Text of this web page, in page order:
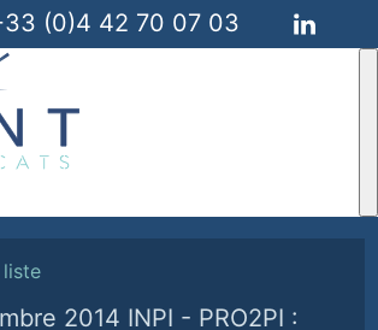
(0)4 42 70 07 03
liste
2014 INPI - PRO2PI :